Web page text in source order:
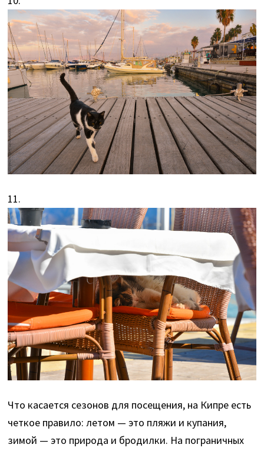
11.
Что касается сезонов для посещения, на Кипре есть
четкое правило: летом — это пляжи и купания,
зимой — это природа и бродилки. На пограничных